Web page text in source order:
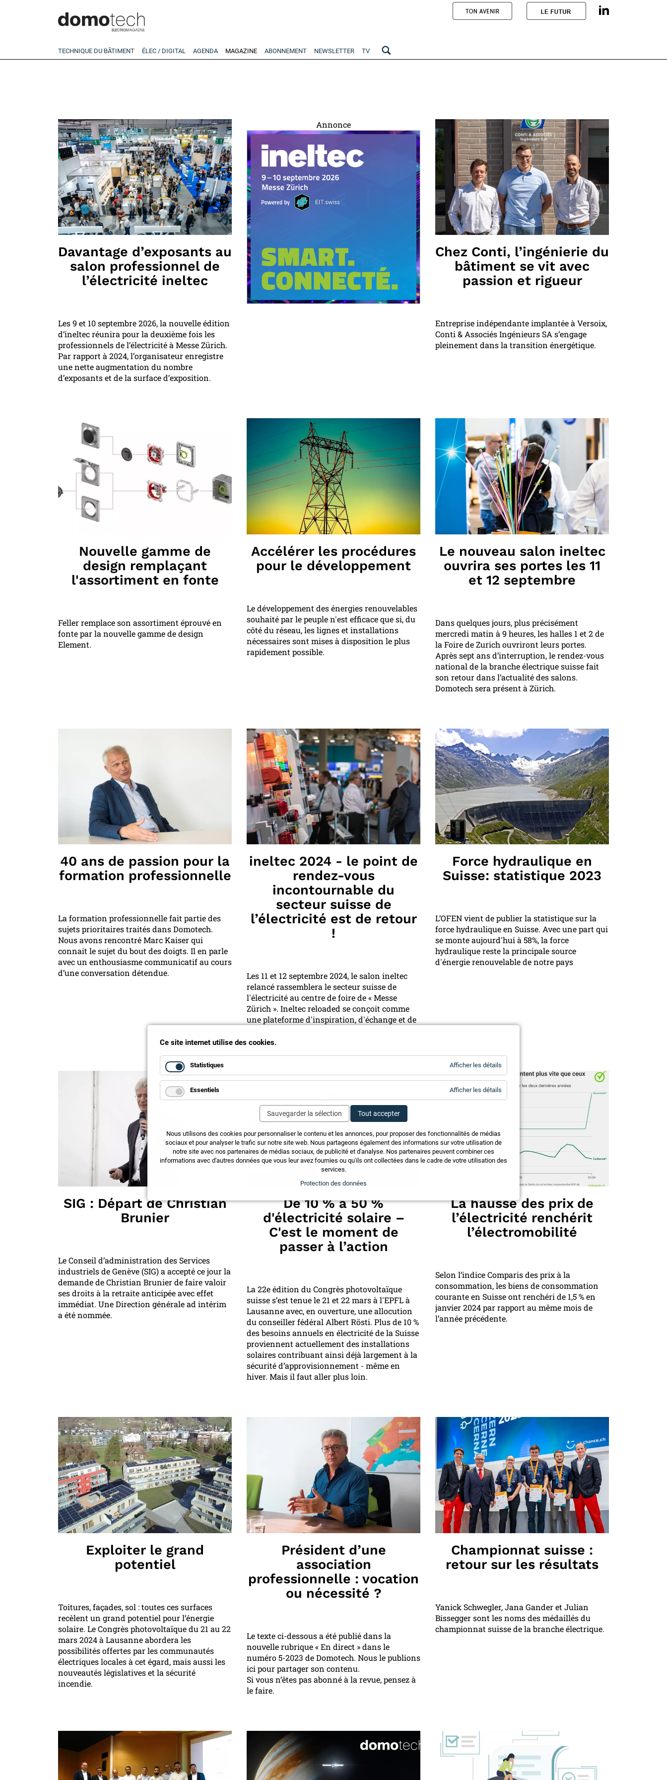
TECHNIQUE DU BÂTIMENT ÉLEC / DIGITAL AGENDA MAGAZINE ABONNEMENT NEWSLETTER TV
Davantage d’exposants au
salon professionnel de
l’électricité ineltec
Les 9 et 10 septembre 2026, la nouvelle édition
d’ineltec réunira pour la deuxième fois les
professionnels de l’électricité à Messe Zürich.
Par rapport à 2024, l’organisateur enregistre
une nette augmentation du nombre
d’exposants et de la surface d’exposition.
Annonce
Chez Conti, l’ingénierie du
bâtiment se vit avec
passion et rigueur
Entreprise indépendante implantée à Versoix,
Conti & Associés Ingénieurs SA s’engage
pleinement dans la transition énergétique.
Nouvelle gamme de
design remplaçant
l'assortiment en fonte
Feller remplace son assortiment éprouvé en
fonte par la nouvelle gamme de design
Element.
Accélérer les procédures
pour le développement
Le développement des énergies renouvelables
souhaité par le peuple n'est efficace que si, du
côté du réseau, les lignes et installations
nécessaires sont mises à disposition le plus
rapidement possible.
Le nouveau salon ineltec
ouvrira ses portes les 11
et 12 septembre
Dans quelques jours, plus précisément
mercredi matin à 9 heures, les halles 1 et 2 de
la Foire de Zurich ouvriront leurs portes.
Après sept ans d’interruption, le rendez-vous
national de la branche électrique suisse fait
son retour dans l’actualité des salons.
Domotech sera présent à Zürich.
40 ans de passion pour la
formation professionnelle
La formation professionnelle fait partie des
sujets prioritaires traités dans Domotech.
Nous avons rencontré Marc Kaiser qui
connait le sujet du bout des doigts. Il en parle
avec un enthousiasme communicatif au cours
d’une conversation détendue.
ineltec 2024 - le point de
rendez-vous
incontournable du
secteur suisse de
l’électricité est de retour
!
Les 11 et 12 septembre 2024, le salon ineltec
relancé rassemblera le secteur suisse de
l'électricité au centre de foire de « Messe
Zürich ». Ineltec reloaded se conçoit comme
une plateforme d'inspiration, d'échange et de
Force hydraulique en
Suisse: statistique 2023
L’OFEN vient de publier la statistique sur la
force hydraulique en Suisse. Avec une part qui
se monte aujourd'hui à 58%, la force
hydraulique reste la principale source
d'énergie renouvelable de notre pays
SIG : Départ de Christian
Brunier
Le Conseil d’administration des Services
industriels de Genève (SIG) a accepté ce jour la
demande de Christian Brunier de faire valoir
ses droits à la retraite anticipée avec effet
immédiat. Une Direction générale ad intérim
a été nommée.
De 10 % à 50 %
d'électricité solaire –
C'est le moment de
passer à l’action
La 22e édition du Congrès photovoltaïque
suisse s’est tenue le 21 et 22 mars à l'EPFL à
Lausanne avec, en ouverture, une allocution
du conseiller fédéral Albert Rösti. Plus de 10 %
des besoins annuels en électricité de la Suisse
proviennent actuellement des installations
solaires contribuant ainsi déjà largement à la
sécurité d’approvisionnement - même en
hiver. Mais il faut aller plus loin.
La hausse des prix de
l’électricité renchérit
l’électromobilité
Selon l’indice Comparis des prix à la
consommation, les biens de consommation
courante en Suisse ont renchéri de 1,5 % en
janvier 2024 par rapport au même mois de
l’année précédente.
Exploiter le grand
potentiel
Toitures, façades, sol : toutes ces surfaces
recèlent un grand potentiel pour l’énergie
solaire. Le Congrès photovoltaïque du 21 au 22
mars 2024 à Lausanne abordera les
possibilités offertes par les communautés
électriques locales à cet égard, mais aussi les
nouveautés législatives et la sécurité
incendie.
Président d’une
association
professionnelle : vocation
ou nécessité ?
Le texte ci-dessous a été publié dans la
nouvelle rubrique « En direct » dans le
numéro 5-2023 de Domotech. Nous le publions
ici pour partager son contenu.
Si vous n’êtes pas abonné à la revue, pensez à
le faire.
Championnat suisse :
retour sur les résultats
Yanick Schwegler, Jana Gander et Julian
Bissegger sont les noms des médaillés du
championnat suisse de la branche électrique.
Ce site internet utilise des cookies.
Statistiques Afficher les détails
Statistiques
Essentiels Afficher les détails
Sauvegarder la sélection Tout accepter
Nous utilisons des cookies pour personnaliser le contenu et les annonces, pour proposer des fonctionnalités de médias
sociaux et pour analyser le trafic sur notre site web. Nous partageons également des informations sur votre utilisation de
notre site avec nos partenaires de médias sociaux, de publicité et d'analyse. Nos partenaires peuvent combiner ces
informations avec d'autres données que vous leur avez fournies ou qu'ils ont collectées dans le cadre de votre utilisation des
services.
Protection des données